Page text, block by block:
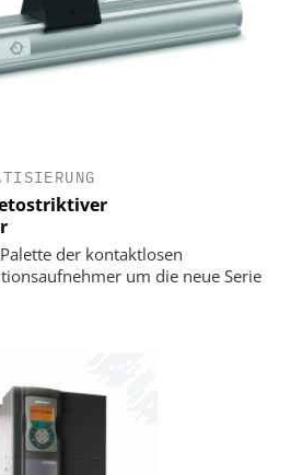
der kontaktlosen
um die neue Serie